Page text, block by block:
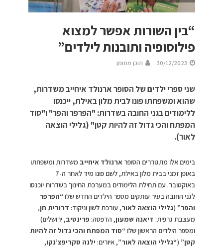
“בין השורות אפשר למצוא
פילוסופיה ותובנות לילדים”
30/12/2023 תוכן ממומן
שני ספרי ילדים של הסופר ארנולד איחייב משדרות,
שהוא ומשפחתו פונו לבית מלון באילת, ייכנסו
ללימודים בגני החובה בשדרות: "הפרפר והפר" ו"סוד
המפתח והכי גדול זה להיות קטן" (גלילי הוצאה
לאור).
בימים אלו מתגוררים הסופרארנולד איחייב משדרות ומשפחתו
באופן זמני בבית מלון באילת, לשם פונו מיד לאחר ה-7
באוקטובר. עם תחילת הלימודים במערכת החינוך בשדרות יוכנסו
לגני החובה בעיר עותקים מספר הילדים החדש שלו“הפרפר
והפר” (גלילי הוצאה לאור, עורכת לשון וניקוד: דרורית חן,
מעצבת גרפית: דיאנה שמעון, הדפסה: פרינטיב, ירושלים)
ומספר הילדים הראשון שלו“סוד המפתח והכי גדול זה להיות
קטן” (“גלילי הוצאה לאור”, איורים: ילנה סקריפצ’נקו,